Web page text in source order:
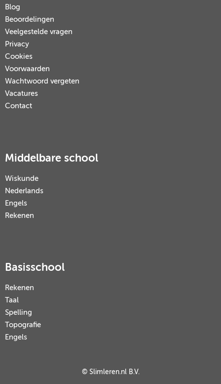
Blog
Beoordelingen
Veelgestelde vragen
Privacy
Cookies
Voorwaarden
Wachtwoord vergeten
Vacatures
Contact
Middelbare school
Wiskunde
Nederlands
Engels
Rekenen
Basisschool
Rekenen
Taal
Spelling
Topografie
Engels
© Slimleren.nl B.V.